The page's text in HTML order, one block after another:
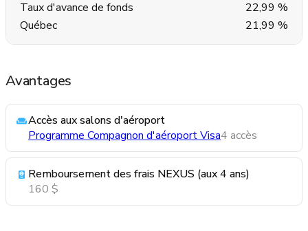
Taux d'avance de fonds
22,99 %
Québec
21,99 %
Avantages
Accès aux salons d'aéroport
Programme Compagnon d'aéroport Visa4 accès
Remboursement des frais NEXUS (aux 4 ans)
160 $